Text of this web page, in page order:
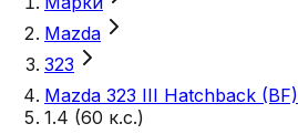
Mazda
323
Mazda 323 III Hatchback (BF)
1.4 (60 к.с.)